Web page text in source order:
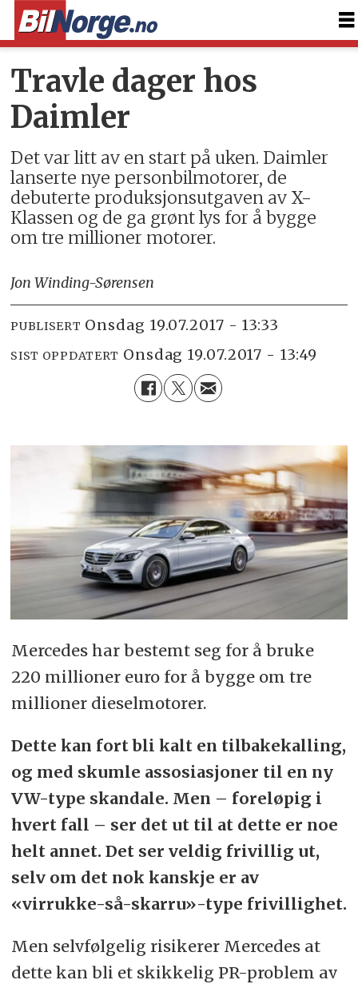
Travle dager hos
Daimler
Det var litt av en start på uken. Daimler
lanserte nye personbilmotorer, de
debuterte produksjonsutgaven av X-
Klassen og de ga grønt lys for å bygge
om tre millioner motorer.
Jon Winding-Sørensen
PUBLISERT onsdag 19.07.2017 - 13:33
SIST OPPDATERT onsdag 19.07.2017 - 13:49
Mercedes har bestemt seg for å bruke
220 millioner euro for å bygge om tre
millioner dieselmotorer.
Dette kan fort bli kalt en tilbakekalling,
og med skumle assosiasjoner til en ny
VW-type skandale. Men – foreløpig i
hvert fall – ser det ut til at dette er noe
helt annet. Det ser veldig frivillig ut,
selv om det nok kanskje er av
«virrukke-så-skarru»-type frivillighet.
Men selvfølgelig risikerer Mercedes at
dette kan bli et skikkelig PR-problem av